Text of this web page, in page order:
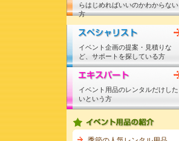
らはじめればいいのかわからない
方
イベント企画の提案・見積りな
ど、サポートを探している方
イベント用品のレンタルだけした
いという方